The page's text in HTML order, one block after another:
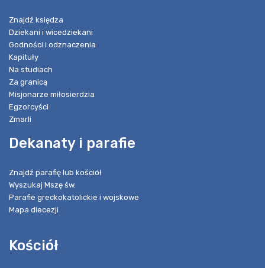
Znajdź księdza
Dziekani i wicedziekani
Godności i odznaczenia
Kapituły
Na studiach
Za granicą
Misjonarze miłosierdzia
Egzorcyści
Zmarli
Dekanaty i parafie
Znajdź parafię lub kościół
Wyszukaj Mszę św.
Parafie greckokatolickie i wojskowe
Mapa diecezji
Kościół